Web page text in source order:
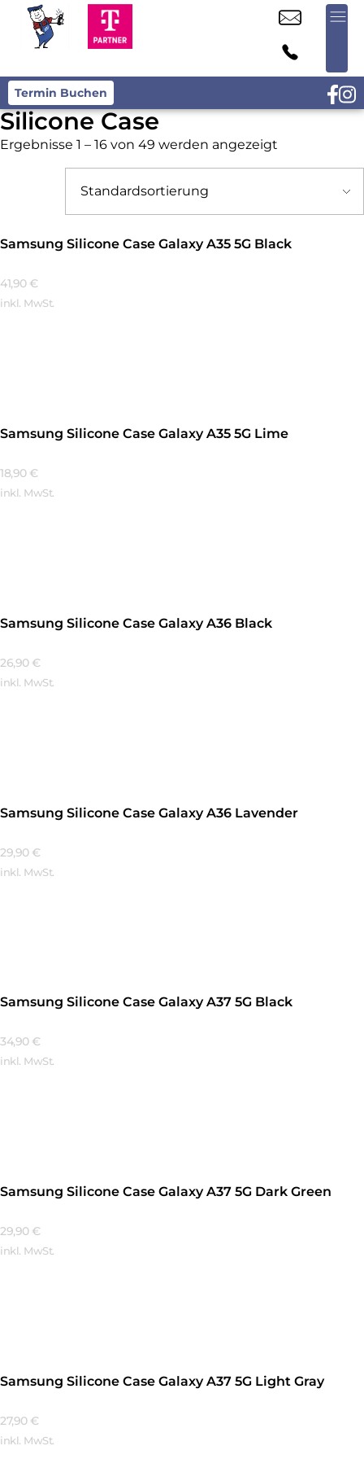
Termin Buchen
Silicone Case
Ergebnisse 1 – 16 von 49 werden angezeigt
Samsung Silicone Case Galaxy A35 5G Black
41,90 €
inkl. MwSt.
Samsung Silicone Case Galaxy A35 5G Lime
18,90 €
inkl. MwSt.
Samsung Silicone Case Galaxy A36 Black
26,90 €
inkl. MwSt.
Samsung Silicone Case Galaxy A36 Lavender
29,90 €
inkl. MwSt.
Samsung Silicone Case Galaxy A37 5G Black
34,90 €
inkl. MwSt.
Samsung Silicone Case Galaxy A37 5G Dark Green
29,90 €
inkl. MwSt.
Samsung Silicone Case Galaxy A37 5G Light Gray
27,90 €
inkl. MwSt.